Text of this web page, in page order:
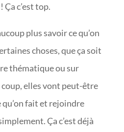
Ça c’est top.
plus savoir ce qu’on
choses, que ça soit
thématique ou sur
coup, elles vont peut-être
qu’on fait et rejoindre
Ça c’est déjà